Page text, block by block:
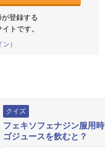
登録する
トです。
）
クイズ
フェキソフェナジン服用
ゴジュースを飲むと？